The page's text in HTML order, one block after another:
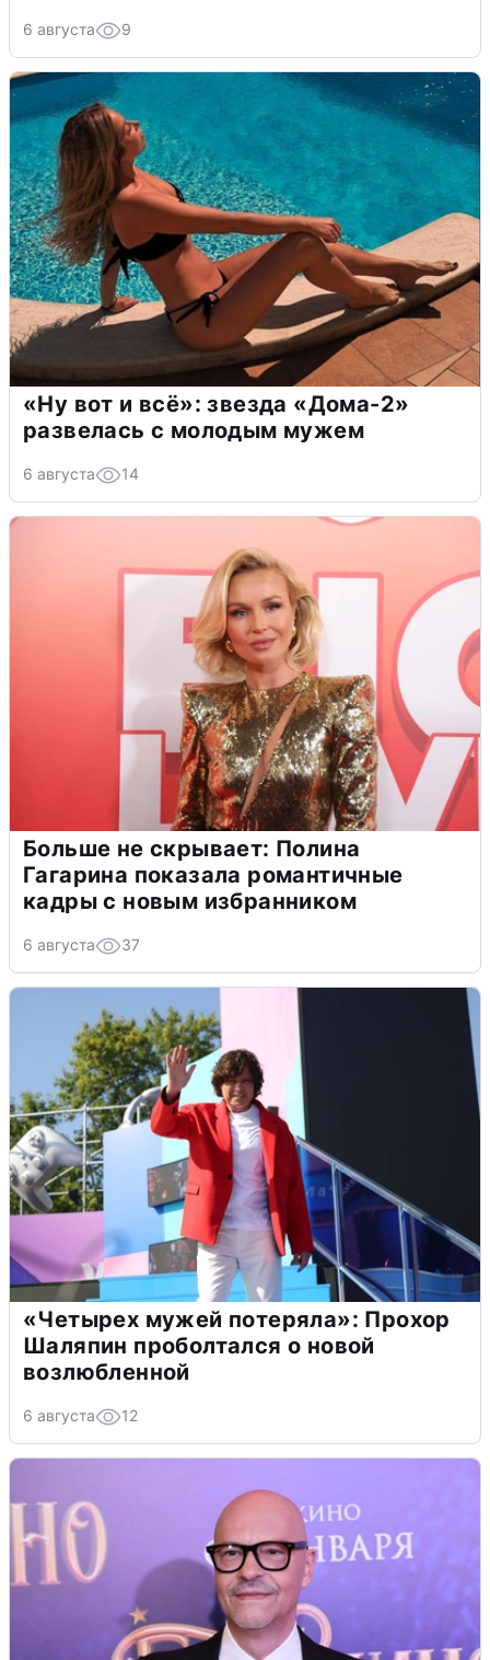
6 августа 9
«Ну вот и всё»: звезда «Дома-2»
развелась с молодым мужем
6 августа 14
Больше не скрывает: Полина
Гагарина показала романтичные
кадры с новым избранником
6 августа 37
«Четырех мужей потеряла»: Прохор
Шаляпин проболтался о новой
возлюбленной
6 августа 12